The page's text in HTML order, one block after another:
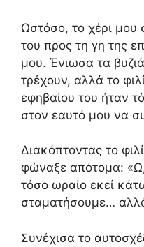
Ωστόσο, το χέρι μου
του προς τη γη της
μου. Ένιωσα τα
τρέχουν, αλλά το
εφηβαίου του ήταν
στον εαυτό μου να
Διακόπτοντας το
φώναξε απότομα: «Ω,
τόσο ωραίο εκεί
σταματήσουμε…
Συνέχισα το